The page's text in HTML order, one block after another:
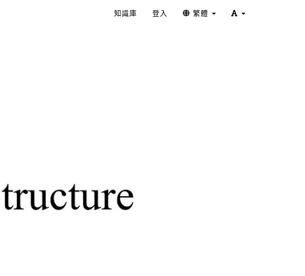
知識庫 登入 繁體